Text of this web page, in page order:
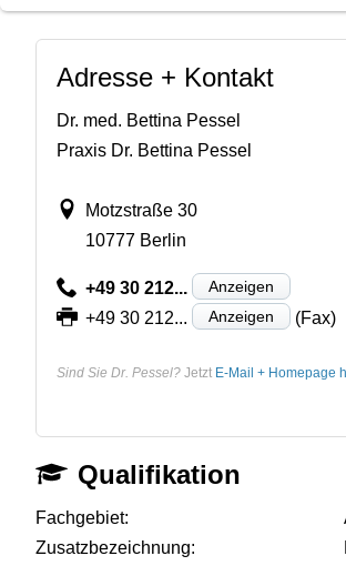
Adresse + Kontakt
Dr. med. Bettina Pessel
Praxis Dr. Bettina Pessel
Motzstraße 30
10777 Berlin
+49 30 212... Anzeigen
+49 30 212... Anzeigen (Fax)
Sind Sie Dr. Pessel? Jetzt E-Mail + Homepage
Qualifikation
Fachgebiet:
Zusatzbezeichnung: